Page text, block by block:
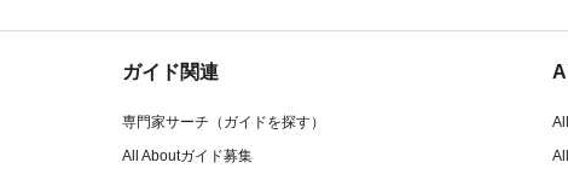
ガイド関連
専門家サーチ（ガイドを探す）
All Aboutガイド募集